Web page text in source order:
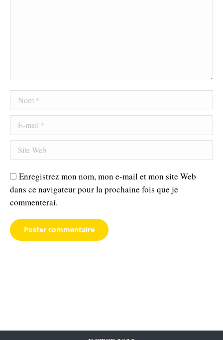
Nom *
E-mail *
Site Web
Enregistrez mon nom, mon e-mail et mon site Web
dans ce navigateur pour la prochaine fois que je
commenterai.
Poster commentaire